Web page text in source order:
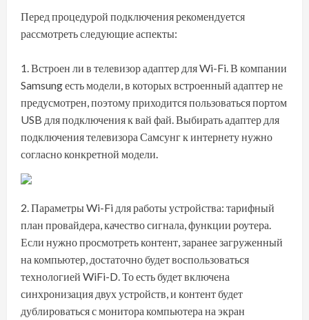
Перед процедурой подключения рекомендуется
рассмотреть следующие аспекты:
Встроен ли в телевизор адаптер для Wi-Fi. В компании
Samsung есть модели, в которых встроенный адаптер не
предусмотрен, поэтому приходится пользоваться портом
USB для подключения к вай фай. Выбирать адаптер для
подключения телевизора Самсунг к интернету нужно
согласно конкретной модели.
Параметры Wi-Fi для работы устройства: тарифный
план провайдера, качество сигнала, функции роутера.
Если нужно просмотреть контент, заранее загруженный
на компьютер, достаточно будет воспользоваться
технологией WiFi-D. То есть будет включена
синхронизация двух устройств, и контент будет
дублироваться с монитора компьютера на экран